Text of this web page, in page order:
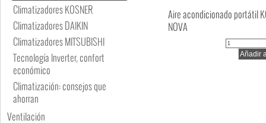
Climatizadores KOSNER
Climatizadores DAIKIN
Climatizadores MITSUBISHI
Tecnología Inverter, confort
económico
Climatización: consejos que
ahorran
Ventilación
Aire acondicionado portátil
NOVA